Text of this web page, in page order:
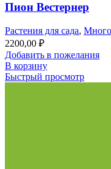
Пион Вестернер
Растения для сада,
2200,00 ₽
Добавить в пожелания
В корзину
Быстрый просмотр